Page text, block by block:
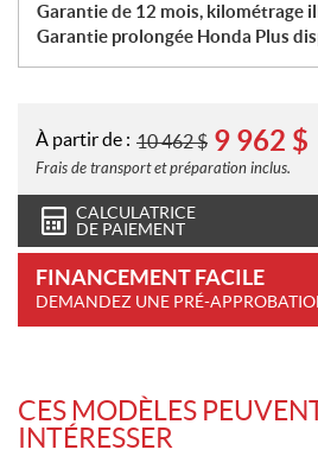
Garantie de 12 mois, kilométrage
Garantie prolongée Honda Plus
À partir de : 10 462$ 9 962 $
Frais de transport et préparation inclus.
CALCULATRICE
DE PAIEMENT
FINANCEMENT FACILE
DEMANDEZ UNE PRÉ-
CES MODÈLES
INTÉRESSER